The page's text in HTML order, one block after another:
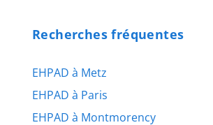
Recherches fréquentes
EHPAD à Metz
EHPAD à Paris
EHPAD à Montmorency